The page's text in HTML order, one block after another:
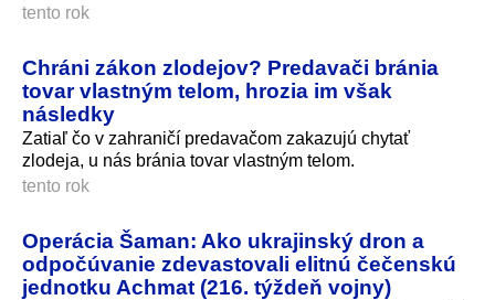
tento rok
Chráni zákon zlodejov? Predavači bránia
tovar vlastným telom, hrozia im však
následky
Zatiaľ čo v zahraničí predavačom zakazujú chytať
zlodeja, u nás bránia tovar vlastným telom.
tento rok
Operácia Šaman: Ako ukrajinský dron a
odpočúvanie zdevastovali elitnú čečenskú
jednotku Achmat (216. týždeň vojny)